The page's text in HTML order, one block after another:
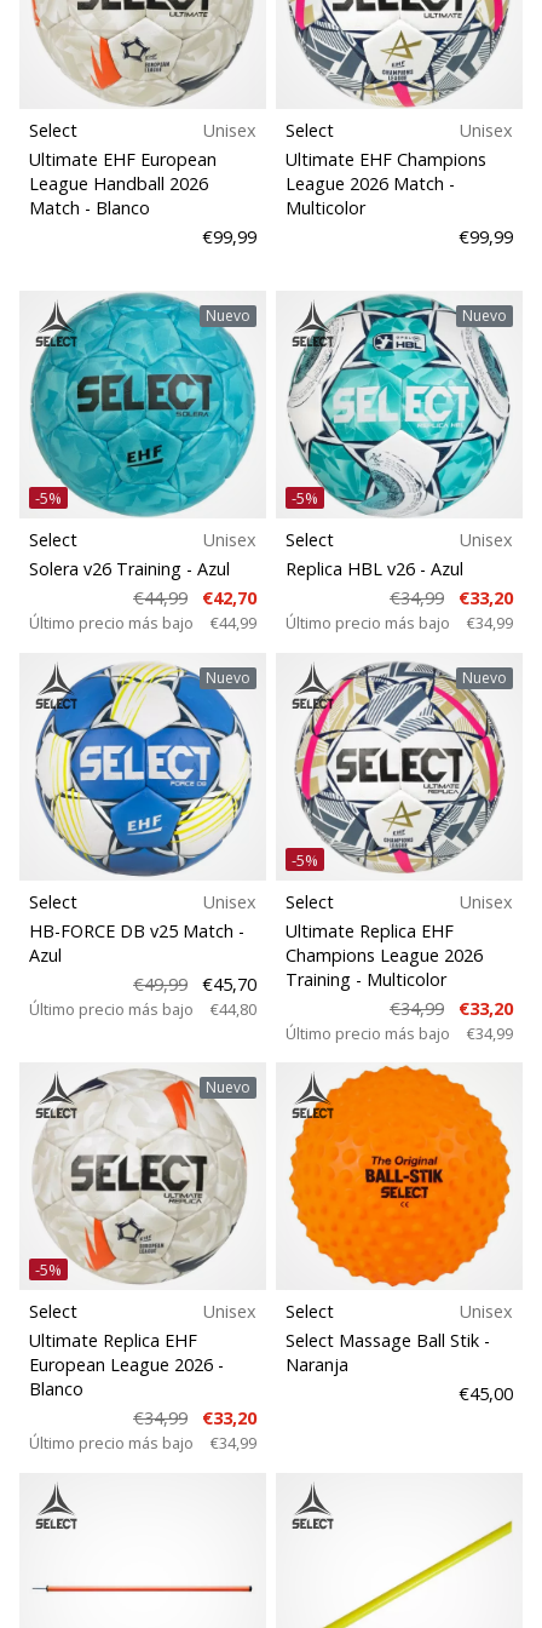
zapatillas
de
balonmano
Accelerate
NITRO
SQD
5!
actualizaciones
técnicas
y…
25. 11. 2024
•
2 min. de lectura
¡Conviértete
en
embajador
Weplayhandball!
consideras
un
jugón?
¡Te
queremos
en
nuestro
equipo!
Mostrar
los
Para clubes
Tipo de balón
Disciplina
Corte
Espacio de juego
Deporte
Sustentabilidad
Peso
Select
Unisex
Ultimate EHF European
League Handball 2026
Match - Blanco
€99,99
Select
Unisex
Ultimate EHF Champions
League 2026 Match -
Multicolor
€99,99
Nuevo
-5%
Select
Unisex
Solera v26 Training - Azul
€44,99
€42,70
Último precio más bajo €44,99
Nuevo
-5%
Select
Unisex
Replica HBL v26 - Azul
€34,99
€33,20
Último precio más bajo €34,99
Nuevo
Select
Unisex
HB-FORCE DB v25 Match -
Azul
€49,99
€45,70
Último precio más bajo €44,80
Nuevo
-5%
Select
Unisex
Ultimate Replica EHF
Champions League 2026
Training - Multicolor
€34,99
€33,20
Último precio más bajo €34,99
Nuevo
-5%
Select
Unisex
Ultimate Replica EHF
European League 2026 -
Blanco
€34,99
€33,20
Último precio más bajo €34,99
Select
Unisex
Select Massage Ball Stik -
Naranja
€45,00